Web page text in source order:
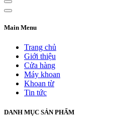
Main Menu
Trang chủ
Giới thiệu
Cửa hàng
Máy khoan
Khoan từ
Tin tức
DANH MỤC SẢN PHẨM